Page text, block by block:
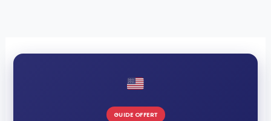
GUIDE OFFERT